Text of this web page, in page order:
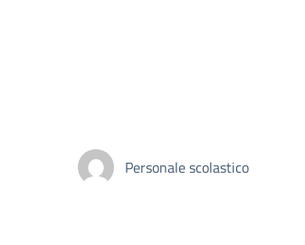
Personale scolastico